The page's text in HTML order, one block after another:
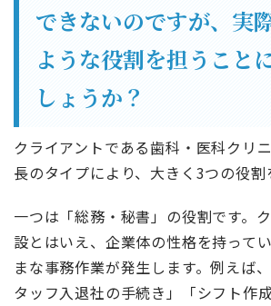
できないのですが、実
ような役割を担うこと
しょうか？
クライアントである歯科・医科クリ
長のタイプにより、大きく3つの役割
一つは「総務・秘書」の役割です。
設とはいえ、企業体の性格を持って
まな事務作業が発生します。例えば
タッフ入退社の手続き」「シフト作